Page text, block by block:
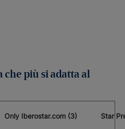
che più si adatta al
Only Iberostar.com (3)